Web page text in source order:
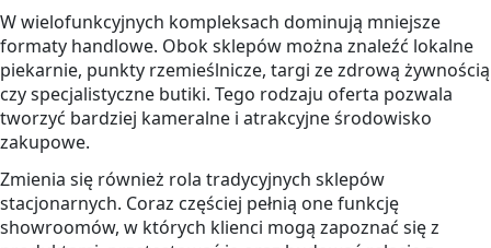
W wielofunkcyjnych kompleksach dominują mniejsze
formaty handlowe. Obok sklepów można znaleźć lokalne
piekarnie, punkty rzemieślnicze, targi ze zdrową żywnością
czy specjalistyczne butiki. Tego rodzaju oferta pozwala
tworzyć bardziej kameralne i atrakcyjne środowisko
zakupowe.
Zmienia się również rola tradycyjnych sklepów
stacjonarnych. Coraz częściej pełnią one funkcję
showroomów, w których klienci mogą zapoznać się z